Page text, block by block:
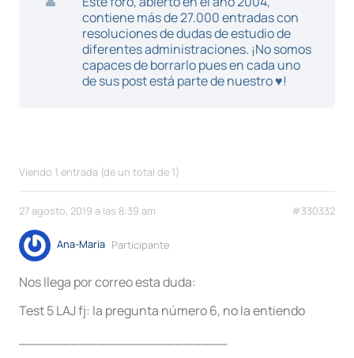
contiene más de 27.000 entradas con
resoluciones de dudas de estudio de
diferentes administraciones. ¡No somos
capaces de borrarlo pues en cada uno
de sus post está parte de nuestro ♥!
Viendo 1 entrada (de un total de 1)
27 agosto, 2019 a las 8:39 am #330332
Ana-Maria Participante
Nos llega por correo esta duda:
Test 5 LAJ fj: la pregunta número 6, no la entiendo